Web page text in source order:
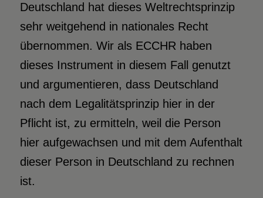
Deutschland hat dieses Weltrechtsprinzip
sehr weitgehend in nationales Recht
übernommen. Wir als ECCHR haben
dieses Instrument in diesem Fall genutzt
und argumentieren, dass Deutschland
nach dem Legalitätsprinzip hier in der
Pflicht ist, zu ermitteln, weil die Person
hier aufgewachsen und mit dem Aufenthalt
dieser Person in Deutschland zu rechnen
ist.